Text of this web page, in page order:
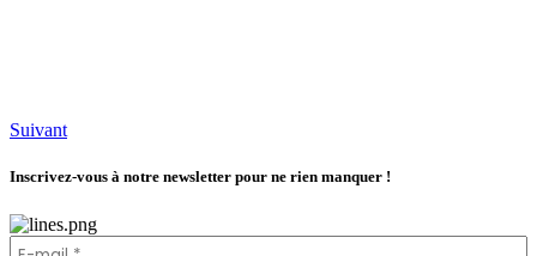
Suivant
Inscrivez-vous à notre newsletter pour ne rien manquer !